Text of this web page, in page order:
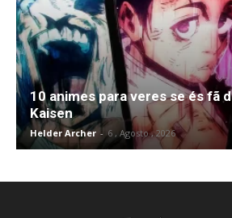
10 animes para veres se és fã
Kaisen
Helder Archer - 6 , Agosto , 2026